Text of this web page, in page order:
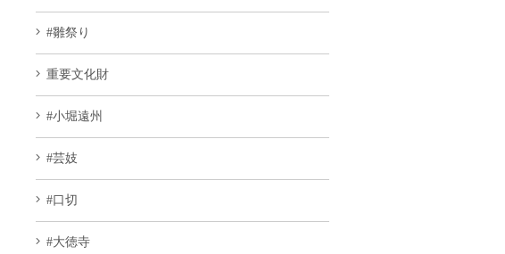
#雛祭り
重要文化財
#小堀遠州
#芸妓
#口切
#大徳寺